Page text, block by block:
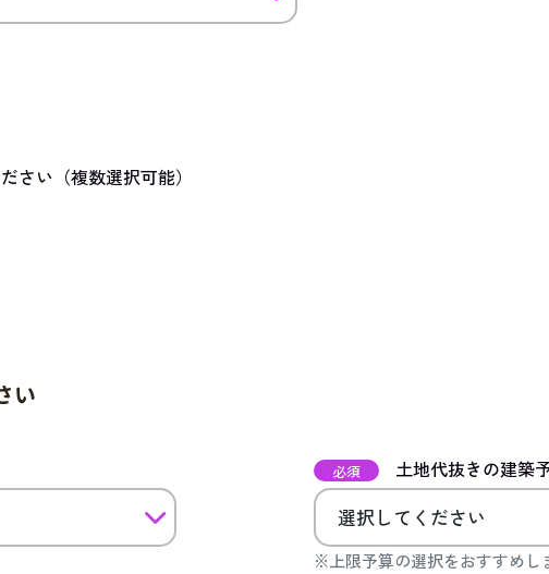
さい（複数選択可能）
い
必須 土地代抜きの建築
※上限予算の選択をおすすめし